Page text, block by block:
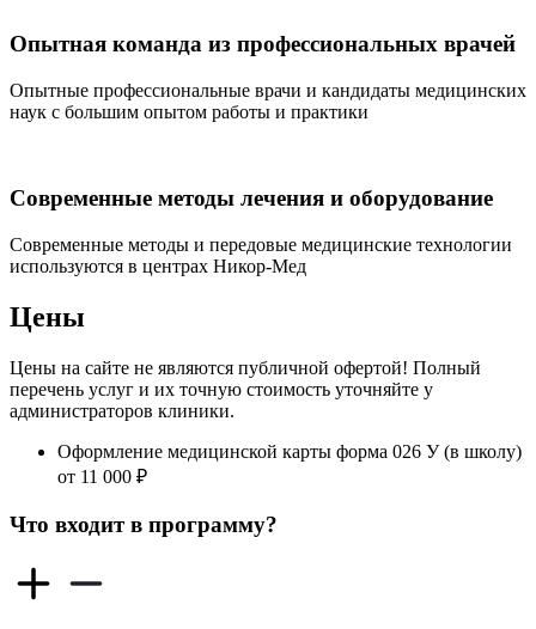
Опытная команда из профессиональных врачей
Опытные профессиональные врачи и кандидаты медицинских
наук с большим опытом работы и практики
Современные методы лечения и оборудование
Современные методы и передовые медицинские технологии
используются в центрах Никор-Мед
Цены
Цены на сайте не являются публичной офертой! Полный
перечень услуг и их точную стоимость уточняйте у
администраторов клиники.
Оформление медицинской карты форма 026 У (в школу)
от 11 000 ₽
Что входит в программу?